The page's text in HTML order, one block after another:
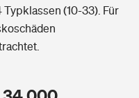
(10-33). Für